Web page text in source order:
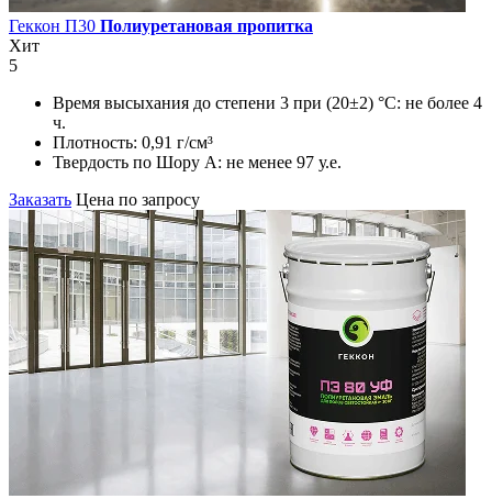
Геккон П30 Полиуретановая пропитка
Хит
5
Время высыхания до степени 3 при (20±2) °С: не более 4
ч.
Плотность: 0,91 г/см³
Твердость по Шору А: не менее 97 у.е.
Заказать Цена по запросу